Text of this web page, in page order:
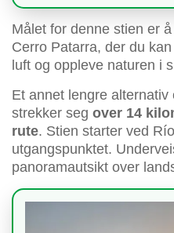
Målet for denne stien er
Cerro Patarra, der du
luft og oppleve naturen i
Et annet lengre alternativ
strekker seg over 14
rute. Stien starter ved
utgangspunktet.
panoramautsikt over